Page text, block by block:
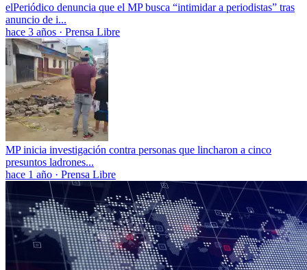
elPeriódico denuncia que el MP busca “intimidar a periodistas” tras
anuncio de i...
hace 3 años · Prensa Libre
MP inicia investigación contra personas que lincharon a cinco
presuntos ladrones...
hace 1 año · Prensa Libre